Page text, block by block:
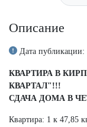
Описание
Дата публикации:
КВАРТИРА В
КВАРТАЛ"!!!
СДАЧА ДОМА В
Квартира: 1 к 47,85